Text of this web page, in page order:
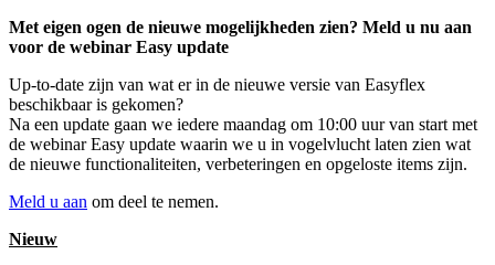
Met eigen ogen de nieuwe mogelijkheden zien? Meld u nu aan
voor de webinar Easy update
Up-to-date zijn van wat er in de nieuwe versie van Easyflex
beschikbaar is gekomen?
Na een update gaan we iedere maandag om 10:00 uur van start met
de webinar Easy update waarin we u in vogelvlucht laten zien wat
de nieuwe functionaliteiten, verbeteringen en opgeloste items zijn.
Meld u aan om deel te nemen.
Nieuw